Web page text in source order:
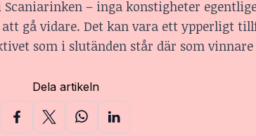
– inga konstigheter
gå vidare. Det kan vara ett ypperligt
som i slutänden står där som
Dela artikeln